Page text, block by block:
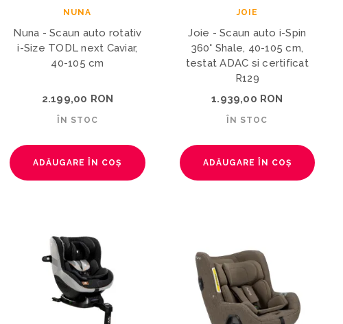
NUNA
Nuna - Scaun auto rotativ
i-Size TODL next Caviar,
40-105 cm
2.199,00 RON
ÎN STOC
ADĂUGARE ÎN COȘ
JOIE
Joie - Scaun auto i-Spin
360° Shale, 40-105 cm,
testat ADAC si certificat
R129
1.939,00 RON
ÎN STOC
ADĂUGARE ÎN COȘ